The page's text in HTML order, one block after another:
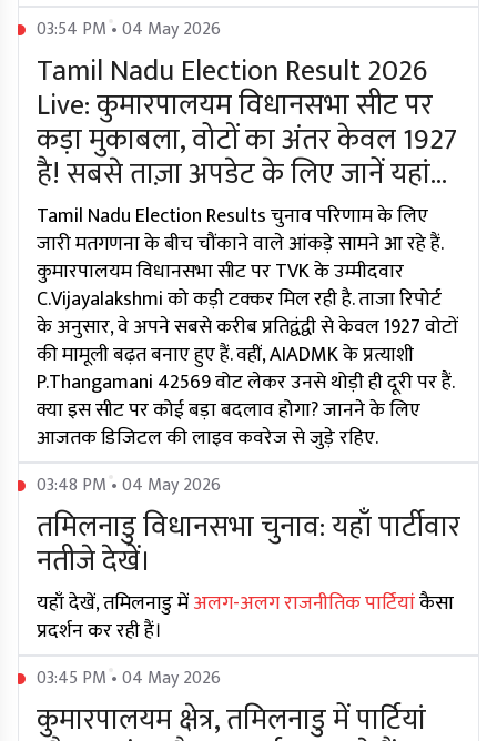
03:54 PM • 04 May 2026
Tamil Nadu Election Result 2026
Live: कुमारपालयम विधानसभा सीट पर
कड़ा मुकाबला, वोटों का अंतर केवल 1927
है! सबसे ताज़ा अपडेट के लिए जानें यहां...
Tamil Nadu Election Results चुनाव परिणाम के लिए
जारी मतगणना के बीच चौंकाने वाले आंकड़े सामने आ रहे हैं.
कुमारपालयम विधानसभा सीट पर TVK के उम्मीदवार
C.Vijayalakshmi को कड़ी टक्कर मिल रही है. ताजा रिपोर्ट
के अनुसार, वे अपने सबसे करीब प्रतिद्वंद्वी से केवल 1927 वोटों
की मामूली बढ़त बनाए हुए हैं. वहीं, AIADMK के प्रत्याशी
P.Thangamani 42569 वोट लेकर उनसे थोड़ी ही दूरी पर हैं.
क्या इस सीट पर कोई बड़ा बदलाव होगा? जानने के लिए
आजतक डिजिटल की लाइव कवरेज से जुड़े रहिए.
03:48 PM • 04 May 2026
तमिलनाडु विधानसभा चुनाव: यहाँ पार्टीवार
नतीजे देखें।
यहाँ देखें, तमिलनाडु मेंअलग-अलग राजनीतिक पार्टियांकैसा
प्रदर्शन कर रही हैं।
03:45 PM • 04 May 2026
कुमारपालयम क्षेत्र, तमिलनाडु में पार्टियां